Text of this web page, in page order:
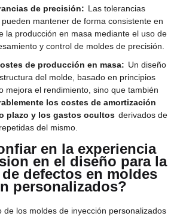
de precisión: Las tolerancias
mantener de forma consistente en
la producción en masa mediante el uso de
y control de moldes de precisión.
de producción en masa: Un diseño
del molde, basado en principios
mejora el rendimiento, sino que también
los costes de amortización
plazo y los gastos ocultos derivados de
del mismo.
en la experiencia
en el diseño para la
defectos en moldes
personalizados?
de los moldes de inyección personalizados